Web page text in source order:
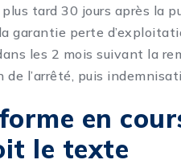
tard 30 jours après la
garantie perte
les 2 mois suivant la
de l’arrêté, puis
en
le texte